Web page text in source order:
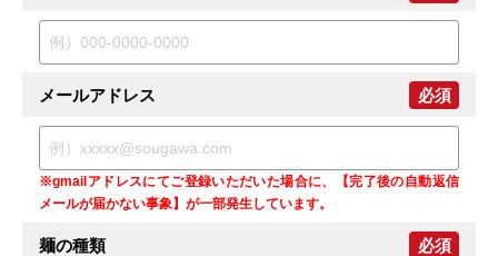
メールアドレス 必須
※gmailアドレスにてご登録いただいた場合に、【完了後の自動返信
メールが届かない事象】が一部発生しています。
麺の種類 必須